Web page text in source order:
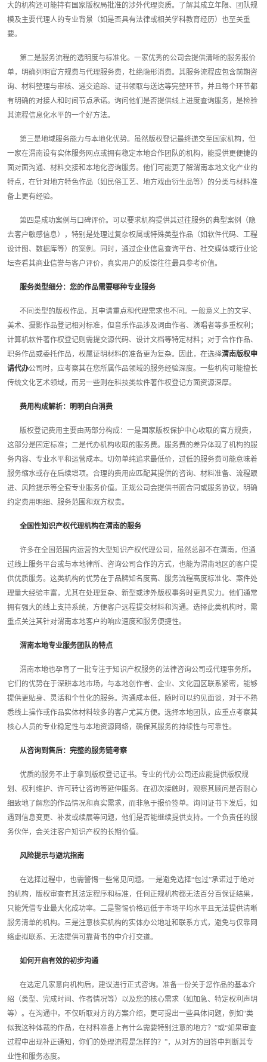
大的机构还可能持有国家版权局批准的涉外代理资质。了解其成立年限、团队规
模及主要代理人的专业背景（如是否具有法律或相关学科教育经历）也至关重
要。
第二是服务流程的透明度与标准化。一家优秀的公司会提供清晰的服务报价
单，明确列明官方规费与代理服务费，杜绝隐形消费。其服务流程应包含前期咨
询、材料整理与审核、递交追踪、证书领取与送达等完整环节，并且每个环节都
有明确的对接人和时间节点承诺。询问他们是否提供线上进度查询服务，是检验
其流程信息化水平的一个好方法。
第三是地域服务能力与本地化优势。虽然版权登记最终递交至国家机构，但
一家在渭南设有实体服务网点或拥有稳定本地合作团队的机构，能提供更便捷的
面对面沟通、材料交接和本地化咨询服务。他们可能更了解渭南本地文化产业的
特点，在针对地方特色作品（如民俗工艺、地方戏曲衍生品等）的分类与材料准
备上更有经验。
第四是成功案例与口碑评价。可以要求机构提供其过往服务的典型案例（隐
去客户敏感信息），特别是处理过复杂权属或特殊类型作品（如软件代码、工程
设计图、数据库等）的案例。同时，通过企业信息查询平台、社交媒体或行业论
坛查看其商业信誉与客户评价，真实用户的反馈往往最具参考价值。
服务类型细分：您的作品需要哪种专业服务
不同类型的版权作品，其申请重点和代理需求也不同。一般意义上的文字、
美术、摄影作品登记相对标准，但音乐作品涉及词曲作者、演唱者等多重权利；
计算机软件著作权登记则需提交源代码、设计文档等特定材料；对于合作作品、
职务作品或委托作品，权属证明材料的准备更为复杂。因此，在选择渭南版权申
请代办公司时，应考察其在您所属作品领域的服务经验深度。一些机构可能擅长
传统文化艺术领域，而另一些则在科技类软件著作权登记方面资源深厚。
费用构成解析：明明白白消费
版权登记费用主要由两部分构成：一是国家版权保护中心收取的官方规费，
这部分是固定标准；二是代办机构收取的服务费。服务费的差异体现了机构的服
务内容、专业水平和运营成本。切勿单纯追求最低价，过低的服务费可能意味着
服务缩水或存在后续增项。合理的费用应匹配其提供的咨询、材料准备、流程跟
进、风险提示等全套专业服务价值。正规公司会提供书面合同或服务协议，明确
约定费用明细、服务范围和双方权责。
全国性知识产权代理机构在渭南的服务
许多在全国范围内运营的大型知识产权代理公司，虽然总部不在渭南，但通
过线上服务平台或与本地律所、咨询公司合作的方式，也能为渭南地区的客户提
供优质服务。这类机构的优势在于品牌知名度高、服务流程高度标准化、案件处
理量大经验丰富，尤其在处理复杂、新型或涉外版权事务时更具实力。他们通常
拥有强大的线上支持系统，方便客户远程提交材料和沟通。选择此类机构时，需
重点关注其针对渭南本地客户的响应速度和服务便捷性。
渭南本地专业服务团队的特点
渭南本地也孕育了一批专注于知识产权服务的法律咨询公司或代理事务所。
它们的优势在于深耕本地市场，与本地创作者、企业、文化园区联系紧密，能够
提供更贴身、灵活和个性化的服务。沟通成本低，随时可以约见面谈，对于不熟
悉线上操作或作品实体材料较多的客户尤其方便。选择本地团队，应重点考察其
核心人员的专业稳定性与本地资源网络，确保其服务的持续性与可靠性。
从咨询到售后：完整的服务链考察
优质的服务不止于拿到版权登记证书。专业的代办公司还应能提供版权规
划、权利维护、许可转让咨询等延伸服务。在初次接触时，观察其顾问是否耐心
细致地了解您的作品情况和真实需求，而非急于报价签单。询问证书下发后，如
遇到信息变更、补发或续展等问题，他们是否能继续提供支持。一个负责任的服
务伙伴，会关注客户知识产权的长期价值。
风险提示与避坑指南
在选择过程中，也需警惕一些常见问题。一是避免选择“包过”承诺过于绝对
的机构，版权审查有其法定程序和标准，任何正规机构都无法百分百保证结果，
只能凭借专业最大化成功率。二是警惕价格远低于市场平均水平且无法提供清晰
服务清单的机构。三是注意核实机构的实体办公地址和联系方式，避免与仅靠网
络虚拟联系、无法提供可靠背书的中介打交道。
如何开启有效的初步沟通
在选定几家意向机构后，建议进行正式咨询。准备一份关于您作品的基本介
绍（类型、完成时间、作者情况等）以及您的核心需求（如加急、特定权利声明
等）。在沟通中，不仅听取对方的方案介绍，更可提出一些具体问题，例如“类
似我这种体裁的作品，在材料准备上有什么需要特别注意的地方？”或“如果审查
过程中出现补正通知，你们的处理流程是怎样的？”，从对方的回答中判断其专
业性和服务态度。